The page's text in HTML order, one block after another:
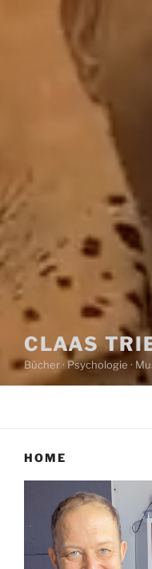
CLAAS
Bücher · Psychologie ·
HOME